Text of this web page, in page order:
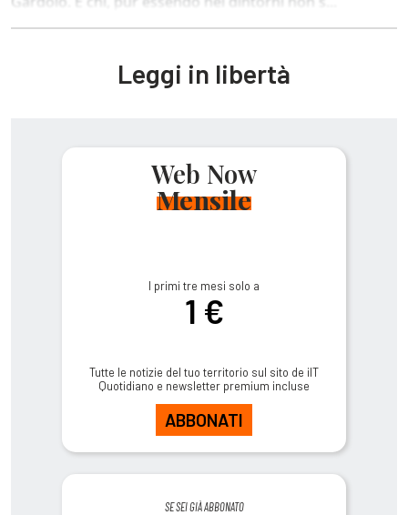
Leggi in libertà
Web Now
Mensile
I primi tre mesi solo a
1 €
Tutte le notizie del tuo territorio sul sito de ilT
Quotidiano e newsletter premium incluse
ABBONATI
SE SEI GIÀ ABBONATO